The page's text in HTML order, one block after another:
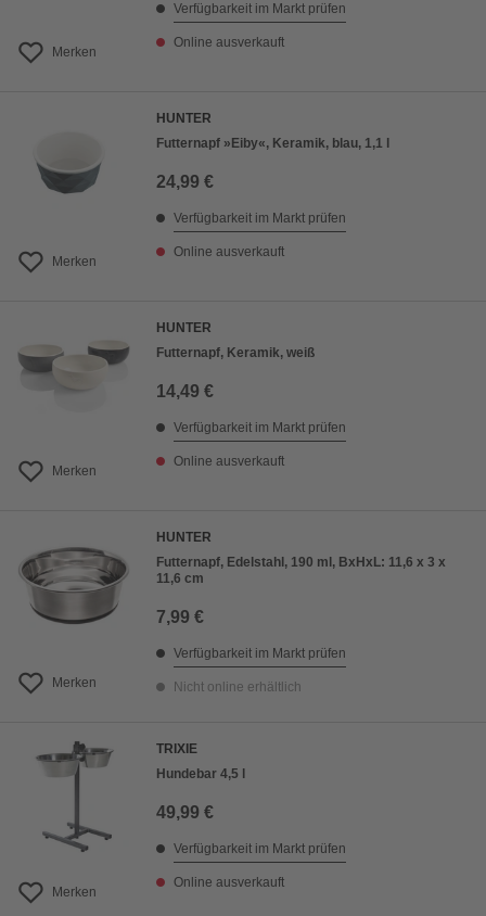
Merken
Verfügbarkeit im Markt prüfen
Online ausverkauft
Merken
HUNTER
Futternapf »Eiby«, Keramik, blau, 1,1 l
24,99 €
Verfügbarkeit im Markt prüfen
Online ausverkauft
Merken
HUNTER
Futternapf, Keramik, weiß
14,49 €
Verfügbarkeit im Markt prüfen
Online ausverkauft
Merken
HUNTER
Futternapf, Edelstahl, 190 ml, BxHxL: 11,6 x 3 x
11,6 cm
7,99 €
Verfügbarkeit im Markt prüfen
Nicht online erhältlich
Merken
TRIXIE
Hundebar 4,5 l
49,99 €
Verfügbarkeit im Markt prüfen
Online ausverkauft